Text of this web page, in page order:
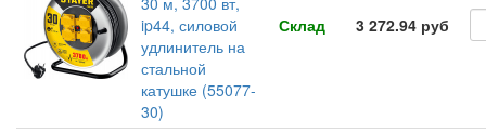
ip44, силовой
удлинитель на
стальной
катушке (55077-
30)
Склад 3 272.94 руб